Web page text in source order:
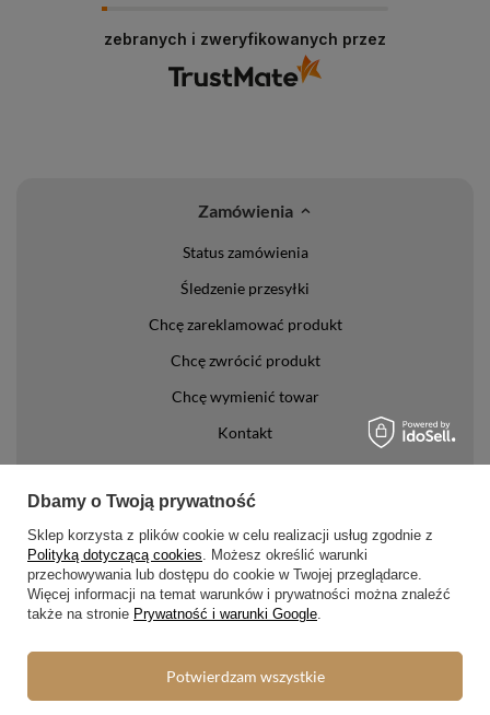
zebranych i zweryfikowanych przez
Zamówienia
Status zamówienia
Śledzenie przesyłki
Chcę zareklamować produkt
Chcę zwrócić produkt
Chcę wymienić towar
Kontakt
Regulaminy
Regulamin
Polityka prywatności i cookies
Zasady dotyczące zwrotów
Dbamy o Twoją prywatność
Sklep korzysta z plików cookie w celu realizacji usług zgodnie z
Polityką dotyczącą cookies. Możesz określić warunki
przechowywania lub dostępu do cookie w Twojej przeglądarce.
Więcej informacji na temat warunków i prywatności można znaleźć
także na stronie Prywatność i warunki Google.
Potwierdzam wszystkie